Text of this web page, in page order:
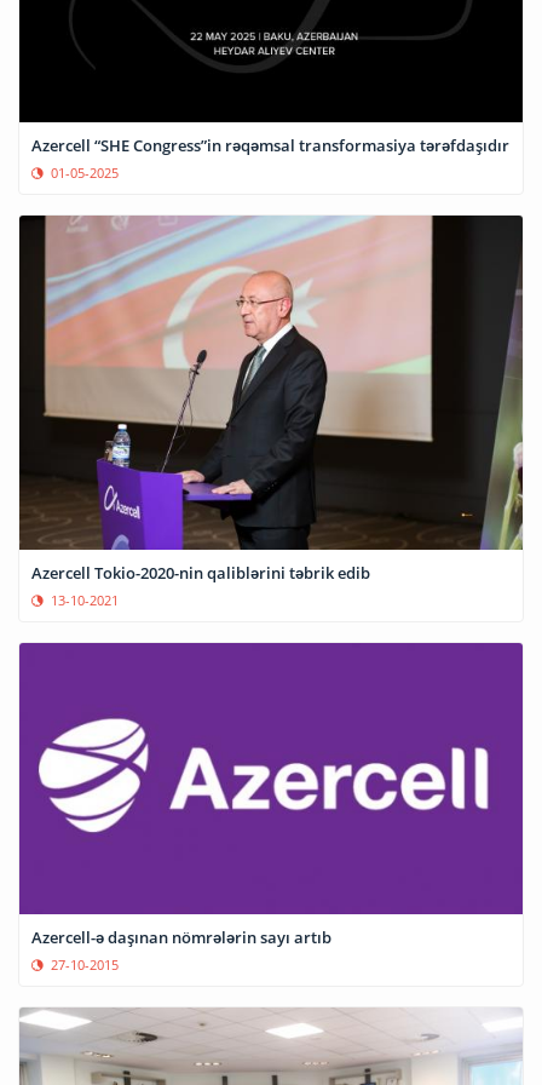
Azercell “SHE Congress”in rəqəmsal transformasiya tərəfdaşıdır
01-05-2025
Azercell Tokio-2020-nin qaliblərini təbrik edib
13-10-2021
Azercell-ə daşınan nömrələrin sayı artıb
27-10-2015